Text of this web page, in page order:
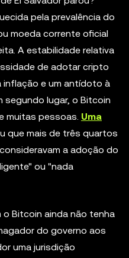
pela prevalência do
moeda corrente oficial
A estabilidade relativa
de adotar cripto
e um antídoto à
segundo lugar, o Bitcoin
muitas pessoas. Uma
que mais de três quartos
a adoção do
ou "nada
Bitcoin ainda não tenha
do governo aos
uma jurisdição